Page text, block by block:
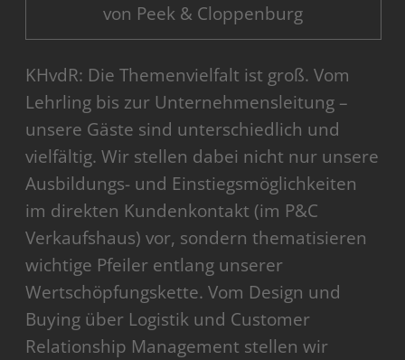
von Peek & Cloppenburg
KHvdR: Die Themenvielfalt ist groß. Vom
Lehrling bis zur Unternehmensleitung –
unsere Gäste sind unterschiedlich und
vielfältig. Wir stellen dabei nicht nur unsere
Ausbildungs- und Einstiegsmöglichkeiten
im direkten Kundenkontakt (im P&C
Verkaufshaus) vor, sondern thematisieren
wichtige Pfeiler entlang unserer
Wertschöpfungskette. Vom Design und
Buying über Logistik und Customer
Relationship Management stellen wir